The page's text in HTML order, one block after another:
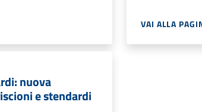
VAI ALLA
nuova
e stendardi